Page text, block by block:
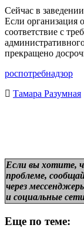
Сейчас в
Если организация
соответствие с
прекращено
роспотребнадзор
Тамара Разумная
Если вы хотите,
проблеме,
через
и социальные
Еще по теме: